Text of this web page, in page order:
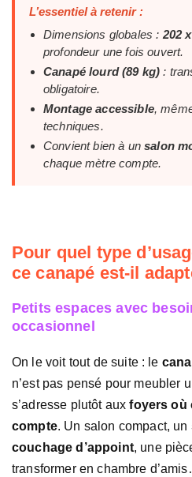
L’essentiel à retenir :
Dimensions globales :202
profondeur une fois ouvert.
Canapé lourd (89 kg) :
obligatoire.
Montage accessible,
techniques.
Convient bien à unsalon
chaque mètre compte.
Pour quel type
ce canapé est-il
Petits espaces avec
occasionnel
On le voit tout de suite : le
n’est pas pensé pour meubler
s’adresse plutôt auxfoyers où
compte. Un salon compact, un
couchage d’appoint, une
transformer en chambre